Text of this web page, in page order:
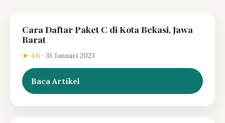
Cara Daftar Paket C di Kota Bekasi, Jawa
Barat
★ 4.6 · 31 Januari 2023
Baca Artikel